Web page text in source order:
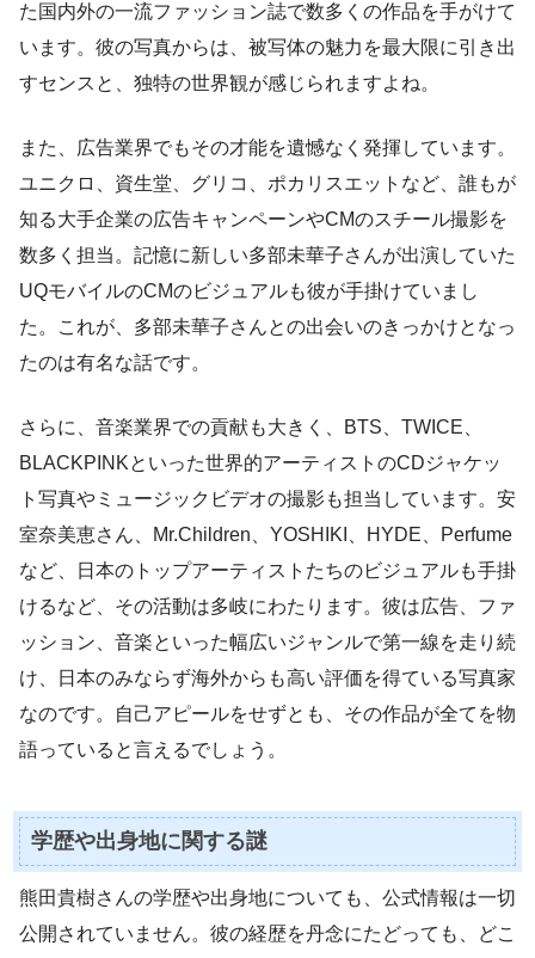
た国内外の一流ファッション誌で数多くの作品を手がけて
います。彼の写真からは、被写体の魅力を最大限に引き出
すセンスと、独特の世界観が感じられますよね。
また、広告業界でもその才能を遺憾なく発揮しています。
ユニクロ、資生堂、グリコ、ポカリスエットなど、誰もが
知る大手企業の広告キャンペーンやCMのスチール撮影を
数多く担当。記憶に新しい多部未華子さんが出演していた
UQモバイルのCMのビジュアルも彼が手掛けていまし
た。これが、多部未華子さんとの出会いのきっかけとなっ
たのは有名な話です。
さらに、音楽業界での貢献も大きく、BTS、TWICE、
BLACKPINKといった世界的アーティストのCDジャケッ
ト写真やミュージックビデオの撮影も担当しています。安
室奈美恵さん、Mr.Children、YOSHIKI、HYDE、Perfume
など、日本のトップアーティストたちのビジュアルも手掛
けるなど、その活動は多岐にわたります。彼は広告、ファ
ッション、音楽といった幅広いジャンルで第一線を走り続
け、日本のみならず海外からも高い評価を得ている写真家
なのです。自己アピールをせずとも、その作品が全てを物
語っていると言えるでしょう。
学歴や出身地に関する謎
熊田貴樹さんの学歴や出身地についても、公式情報は一切
公開されていません。彼の経歴を丹念にたどっても、どこ